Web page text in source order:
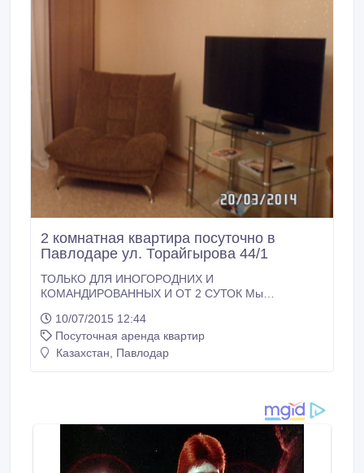
2 комнатная квартира посуточно в
Павлодаре ул. Торайгырова 44/1
ТОЛЬКО ДЛЯ ИНОГОРОДНИХ И
КОМАНДИРОВАННЫХ И ОТ 2 СУТОК Мы
проблемы проживания, если вы в командировке или
приехали в гости в Павлодар. Двухкомнатная
квартира, расположена на пересечении улиц
10/07/2015 12:44
Посуточная аренда квартир
Казахстан, Павлодар